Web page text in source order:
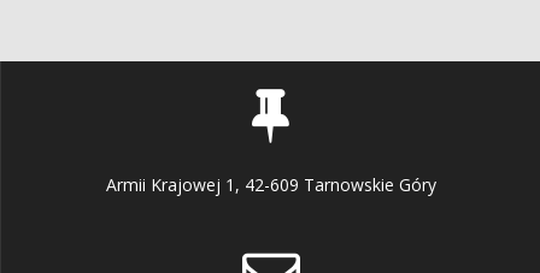
Armii Krajowej 1, 42-609 Tarnowskie Góry